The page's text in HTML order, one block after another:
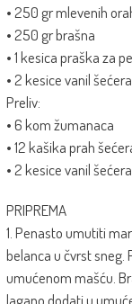
• 250 gr mlevenih
• 250 gr brašna
• 1 kesica praška za
• 2 kesice vanil šećera
Preliv:
• 6 kom žumanaca
• 12 kašika prah
• 2 kesice vanil šećera
PRIPREMA
1. Penasto umutiti
belanca u čvrst sneg.
umućenom mašću.
lagano dodati u